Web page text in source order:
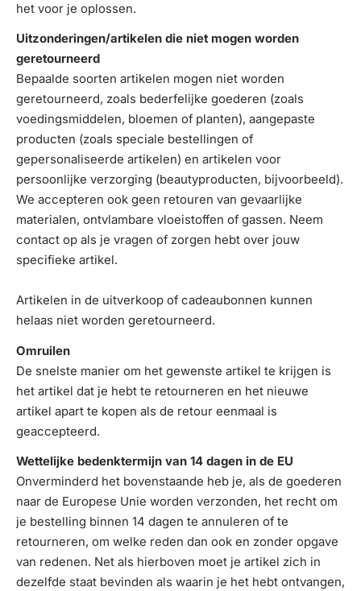
het voor je oplossen.
Uitzonderingen/artikelen die niet mogen worden
geretourneerd
Bepaalde soorten artikelen mogen niet worden
geretourneerd, zoals bederfelijke goederen (zoals
voedingsmiddelen, bloemen of planten), aangepaste
producten (zoals speciale bestellingen of
gepersonaliseerde artikelen) en artikelen voor
persoonlijke verzorging (beautyproducten, bijvoorbeeld).
We accepteren ook geen retouren van gevaarlijke
materialen, ontvlambare vloeistoffen of gassen. Neem
contact op als je vragen of zorgen hebt over jouw
specifieke artikel.
Artikelen in de uitverkoop of cadeaubonnen kunnen
helaas niet worden geretourneerd.
Omruilen
De snelste manier om het gewenste artikel te krijgen is
het artikel dat je hebt te retourneren en het nieuwe
artikel apart te kopen als de retour eenmaal is
geaccepteerd.
Wettelijke bedenktermijn van 14 dagen in de EU
Onverminderd het bovenstaande heb je, als de goederen
naar de Europese Unie worden verzonden, het recht om
je bestelling binnen 14 dagen te annuleren of te
retourneren, om welke reden dan ook en zonder opgave
van redenen. Net als hierboven moet je artikel zich in
dezelfde staat bevinden als waarin je het hebt ontvangen,